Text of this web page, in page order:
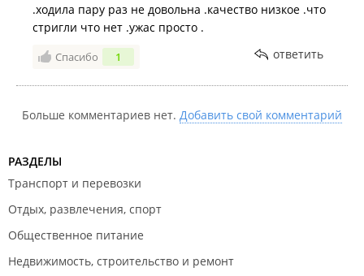
.ходила пару раз не довольна .качество низкое .что
стригли что нет .ужас просто .
Спасибо 1 ответить
Больше комментариев нет. Добавить свой комментарий
РАЗДЕЛЫ
Транспорт и перевозки
Отдых, развлечения, спорт
Общественное питание
Недвижимость, строительство и ремонт